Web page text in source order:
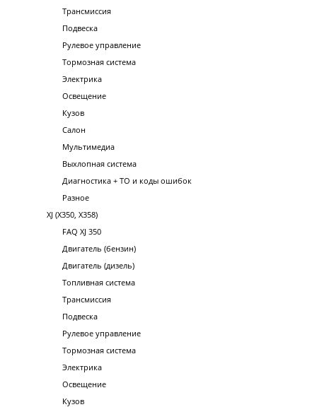
Трансмиссия
Подвеска
Рулевое управление
Тормозная система
Электрика
Освещение
Кузов
Салон
Мультимедиа
Выхлопная система
Диагностика + ТО и коды ошибок
Разное
XJ (X350, X358)
FAQ XJ 350
Двигатель (бензин)
Двигатель (дизель)
Топливная система
Трансмиссия
Подвеска
Рулевое управление
Тормозная система
Электрика
Освещение
Кузов